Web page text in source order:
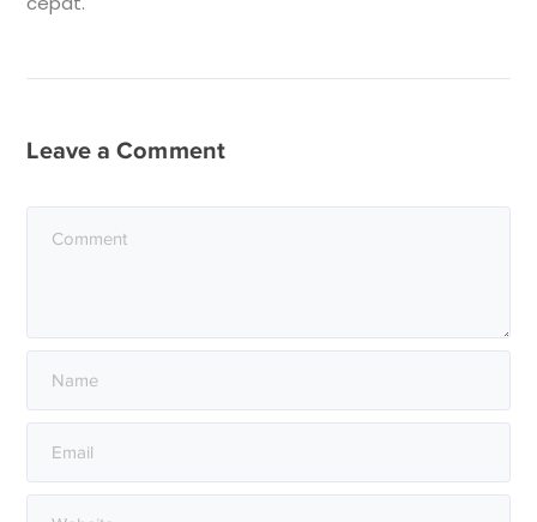
Leave a Comment